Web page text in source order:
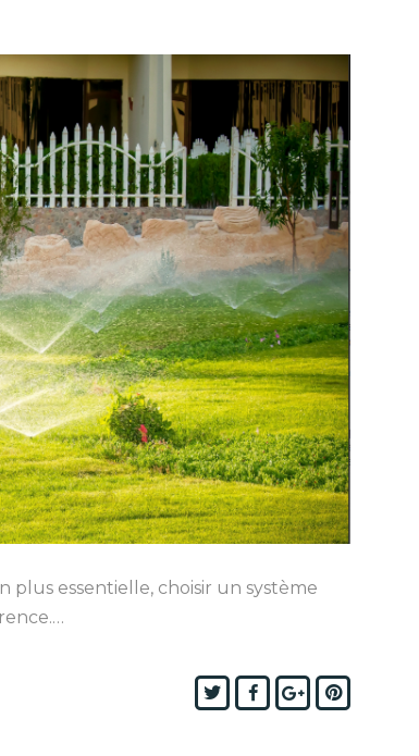
plus essentielle, choisir un système
TwitterFacebook
Google+Pinterest